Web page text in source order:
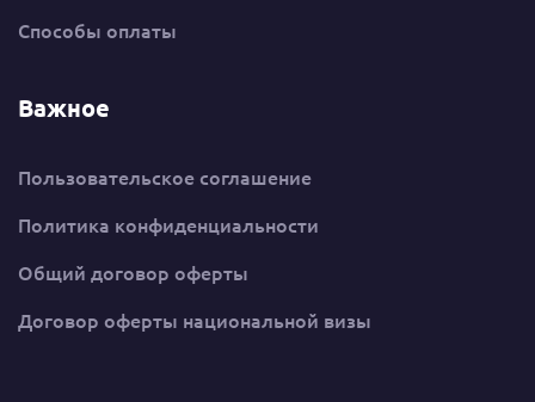
Способы оплаты
Важное
Пользовательское соглашение
Политика конфиденциальности
Общий договор оферты
Договор оферты национальной визы